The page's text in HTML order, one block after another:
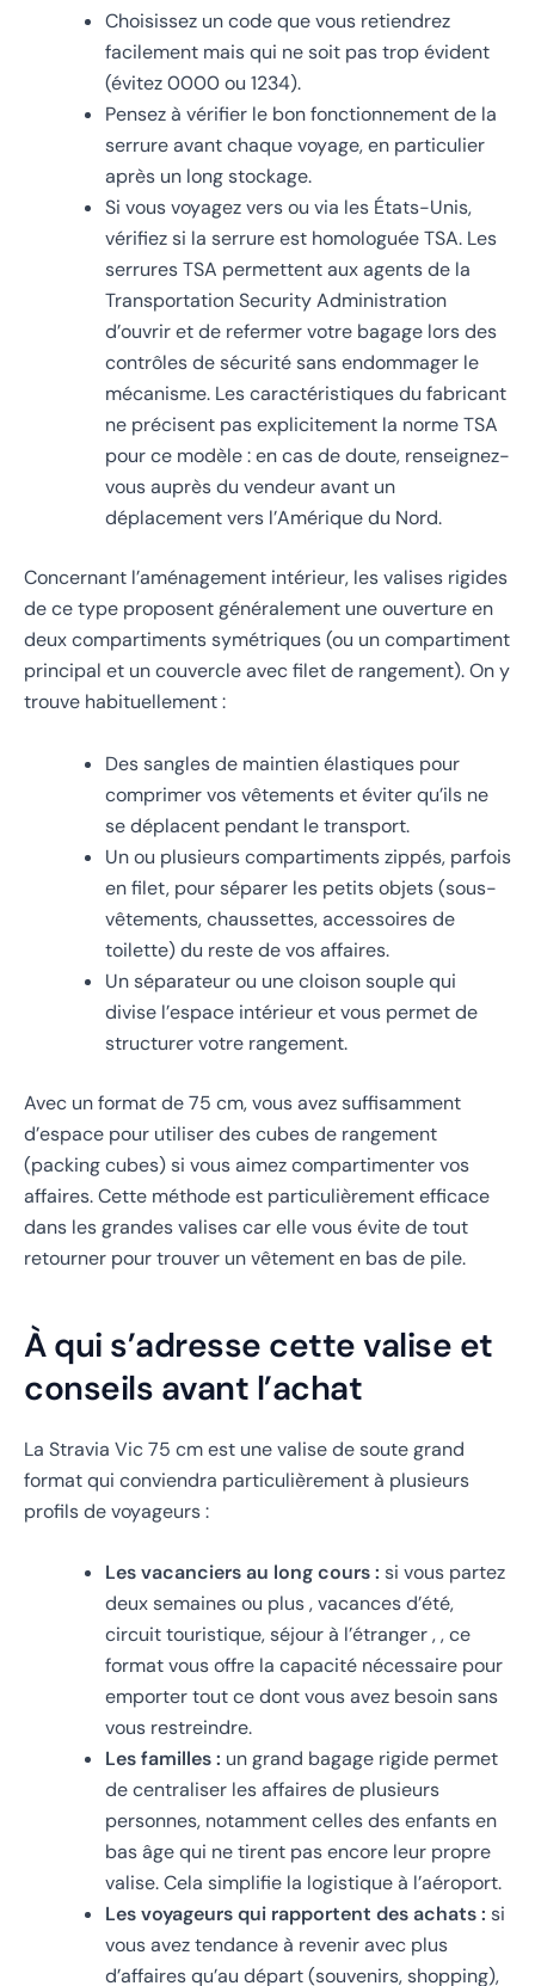
Choisissez un code que vous retiendrez
facilement mais qui ne soit pas trop évident
(évitez 0000 ou 1234).
Pensez à vérifier le bon fonctionnement de la
serrure avant chaque voyage, en particulier
après un long stockage.
Si vous voyagez vers ou via les États-Unis,
vérifiez si la serrure est homologuée TSA. Les
serrures TSA permettent aux agents de la
Transportation Security Administration
d’ouvrir et de refermer votre bagage lors des
contrôles de sécurité sans endommager le
mécanisme. Les caractéristiques du fabricant
ne précisent pas explicitement la norme TSA
pour ce modèle : en cas de doute, renseignez-
vous auprès du vendeur avant un
déplacement vers l’Amérique du Nord.
Concernant l’aménagement intérieur, les valises rigides
de ce type proposent généralement une ouverture en
deux compartiments symétriques (ou un compartiment
principal et un couvercle avec filet de rangement). On y
trouve habituellement :
Des sangles de maintien élastiques pour
comprimer vos vêtements et éviter qu’ils ne
se déplacent pendant le transport.
Un ou plusieurs compartiments zippés, parfois
en filet, pour séparer les petits objets (sous-
vêtements, chaussettes, accessoires de
toilette) du reste de vos affaires.
Un séparateur ou une cloison souple qui
divise l’espace intérieur et vous permet de
structurer votre rangement.
Avec un format de 75 cm, vous avez suffisamment
d’espace pour utiliser des cubes de rangement
(packing cubes) si vous aimez compartimenter vos
affaires. Cette méthode est particulièrement efficace
dans les grandes valises car elle vous évite de tout
retourner pour trouver un vêtement en bas de pile.
À qui s’adresse cette valise et
conseils avant l’achat
La Stravia Vic 75 cm est une valise de soute grand
format qui conviendra particulièrement à plusieurs
profils de voyageurs :
Les vacanciers au long cours : si vous partez
deux semaines ou plus , vacances d’été,
circuit touristique, séjour à l’étranger , , ce
format vous offre la capacité nécessaire pour
emporter tout ce dont vous avez besoin sans
vous restreindre.
Les familles : un grand bagage rigide permet
de centraliser les affaires de plusieurs
personnes, notamment celles des enfants en
bas âge qui ne tirent pas encore leur propre
valise. Cela simplifie la logistique à l’aéroport.
Les voyageurs qui rapportent des achats : si
vous avez tendance à revenir avec plus
d’affaires qu’au départ (souvenirs, shopping),